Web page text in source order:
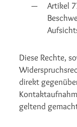
Artikel
Diese Rechte,
direkt
geltend